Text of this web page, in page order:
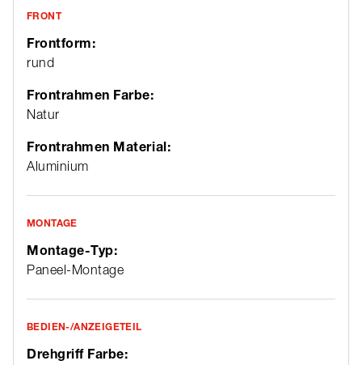
FRONT
Frontform:
rund
Frontrahmen Farbe:
Natur
Frontrahmen Material:
Aluminium
MONTAGE
Montage-Typ:
Paneel-Montage
BEDIEN-/ANZEIGETEIL
Drehgriff Farbe: